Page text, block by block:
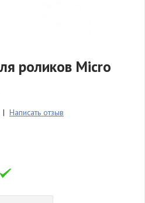
роликов Micro
| Написать отзыв